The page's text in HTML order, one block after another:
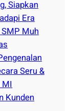
Siapkan
Era
Muh
Seru &
MI
Kunden